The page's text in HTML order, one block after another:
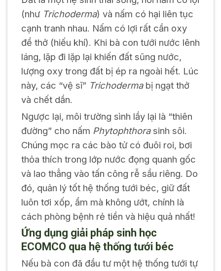
(như Trichoderma) và nấm có hại liên tục
cạnh tranh nhau. Nấm có lợi rất cần oxy
để thở (hiếu khí). Khi bà con tưới nước lênh
láng, lặp đi lặp lại khiến đất sũng nước,
lượng oxy trong đất bị ép ra ngoài hết. Lúc
này, các “vệ sĩ” Trichodermabị ngạt thở
và chết dần.
Ngược lại, môi trường sình lầy lại là “thiên
đường” cho nấm Phytophthorasinh sôi.
Chúng mọc ra các bào tử có đuôi roi, bơi
thỏa thích trong lớp nước đọng quanh gốc
và lao thẳng vào tấn công rễ sầu riêng. Do
đó, quản lý tốt hệ thống tưới béc, giữ đất
luôn tơi xốp, ẩm mà không ướt, chính là
cách phòng bệnh rẻ tiền và hiệu quả nhất!
Ứng dụng giải pháp sinh học
ECOMCO qua hệ thống tưới béc
Nếu bà con đã đầu tư một hệ thống tưới tự